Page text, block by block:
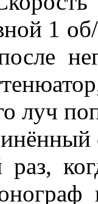
1
луч